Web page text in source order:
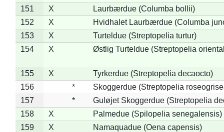
151
X
Laurbærdue (Columba bollii)
152
X
Hvidhalet Laurbærdue (Columba
153
X
Turteldue (Streptopelia turtur)
154
X Østlig Turteldue (Streptopelia
155 X
Tyrkerdue (Streptopelia decaocto)
156
*
Skoggerdue (Streptopelia
157
*
Guløjet Skoggerdue (Streptopelia
158
X
Palmedue (Spilopelia senegalensis)
159
X
Namaquadue (Oena capensis)